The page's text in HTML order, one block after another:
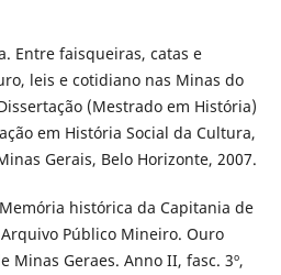
Entre faisqueiras, catas e
leis e cotidiano nas Minas do
(Mestrado em História)
em História Social da Cultura,
Gerais, Belo Horizonte, 2007.
Memória histórica da Capitania de
Público Mineiro. Ouro
Minas Geraes. Anno II, fasc. 3º,